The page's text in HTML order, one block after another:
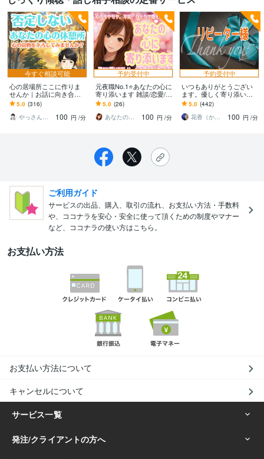
今すぐ相談可能
心の居場所ここに作りま
せんか｜お話に向き合い
ます モヤモヤ／吐き出し
たい／願望/不安／秘密／
雑談／安心/本音
5.0 (316)
やっさん｜安心できる心の休憩室
100 円 /分
予約受付中
元夜職No.1⭐️あなたの心に
寄り添います 雑談/恋愛/悩
み/子育て/スピリチュアル/
どんな話もok☘️
5.0 (26)
あなたの安全地帯⭐️hikari
100 円 /分
予約受付中
いつもありがとうござい
ます。優しく寄り添い癒
します ✨いつも笑顔でい
られるよう、私の笑顔を
おすそ分け♡
5.0 (442)
花香（かこ）
100 円 /分
ご利用ガイド
サービスの出品、購入、取引の流れ、お支払い方法・手数料
や、ココナラを安心・安全に使って頂くための制度やマナー
など、ココナラの使い方はこちら。
お支払い方法
お支払い方法について
キャンセルについて